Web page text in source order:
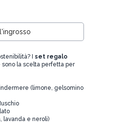
I set regalo
sono la scelta perfetta per
(limone, gelsomino
lavanda e neroli)